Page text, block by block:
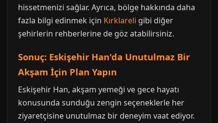
hissetmenizi sağlar. Ayrıca, bölge hakkında daha
fazla bilgi edinmek için Kırklareli gibi diğer
şehirlerin rehberlerine de göz atabilirsiniz.
Sonuç: Eskişehir Han'da Unutulmaz Bir
Akşam İçin Plan Yapın
Eskişehir Han, akşam yemeği ve gece hayatı
konusunda sunduğu zengin seçeneklerle her
ziyaretçisine unutulmaz bir deneyim vaat ediyor.